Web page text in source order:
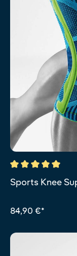
Durchschnittliche
Sports Knee
84,90 €*